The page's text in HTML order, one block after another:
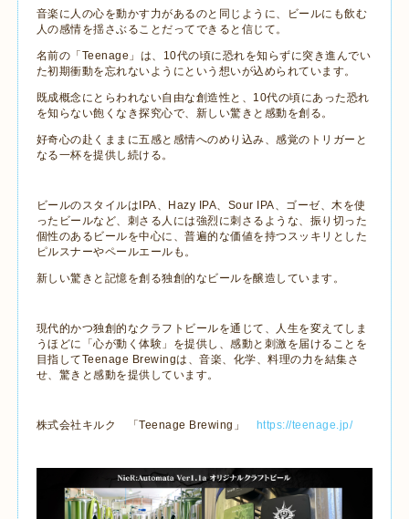
音楽に人の心を動かす力があるのと同じように、ビールにも飲む
人の感情を揺さぶることだってできると信じて。
名前の「 Teenage 」は、 10代の頃に恐れを知らずに突き進んでい
た初期衝動を忘れないようにという想いが込められています。
既成概念にとらわれない自由な創造性と、 10代の頃にあった恐れ
を知らない飽くなき探究心で、新しい驚きと感動を創る。
好奇心の赴くままに五感と感情へのめり込み、感覚のトリガーと
なる一杯を提供し続ける。
ビールのスタイルは IPA、 Hazy IPA、 Sour IPA、ゴーゼ、木を使
ったビールなど、刺さる人には強烈に刺さるような、振り切った
個性のあるビールを中心に、普遍的な価値を持つスッキリとした
ピルスナーやペールエールも。
新しい驚きと記憶を創る独創的なビールを醸造しています。
現代的かつ独創的なクラフトビールを通じて、人生を変えてしま
うほどに「心が動く体験」を提供し、感動と刺激を届けることを
目指してTeenage Brewingは、音楽、化学、料理の力を結集さ
せ、驚きと感動を提供しています。
株式会社キルク 「Teenage Brewing 」 https://teenage.jp/